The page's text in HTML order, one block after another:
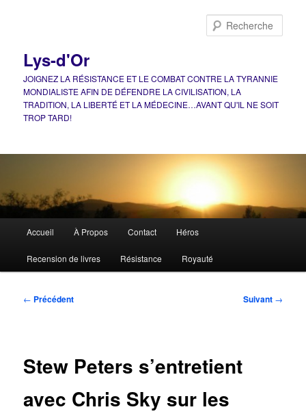
Lys-d'Or
JOIGNEZ LA RÉSISTANCE ET LE COMBAT CONTRE LA TYRANNIE
MONDIALISTE AFIN DE DÉFENDRE LA CIVILISATION, LA
TRADITION, LA LIBERTÉ ET LA MÉDECINE…AVANT QU'IL NE SOIT
TROP TARD!
principal
Accueil À Propos Contact Héros
Recension de livres Résistance Royauté
Navigation
← Précédent Suivant →
Stew Peters s’entretient
avec Chris Sky sur les